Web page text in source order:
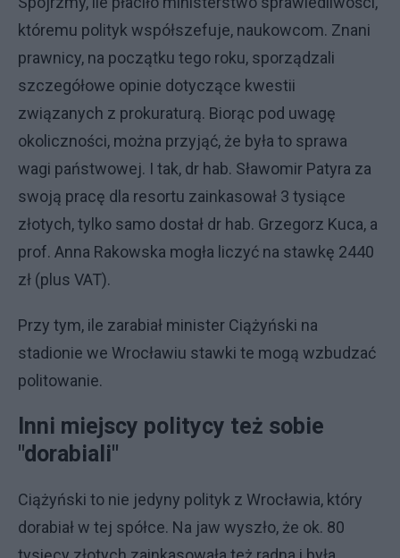
któremu polityk współszefuje, naukowcom. Znani
prawnicy, na początku tego roku, sporządzali
szczegółowe opinie dotyczące kwestii
związanych z prokuraturą. Biorąc pod uwagę
okoliczności, można przyjąć, że była to sprawa
wagi państwowej. I tak, dr hab. Sławomir Patyra za
swoją pracę dla resortu zainkasował 3 tysiące
złotych, tylko samo dostał dr hab. Grzegorz Kuca, a
prof. Anna Rakowska mogła liczyć na stawkę 2440
zł (plus VAT).
Przy tym, ile zarabiał minister Ciążyński na
stadionie we Wrocławiu stawki te mogą wzbudzać
politowanie.
Inni miejscy politycy też sobie
"dorabiali"
Ciążyński to nie jedyny polityk z Wrocławia, który
dorabiał w tej spółce. Na jaw wyszło, że ok. 80